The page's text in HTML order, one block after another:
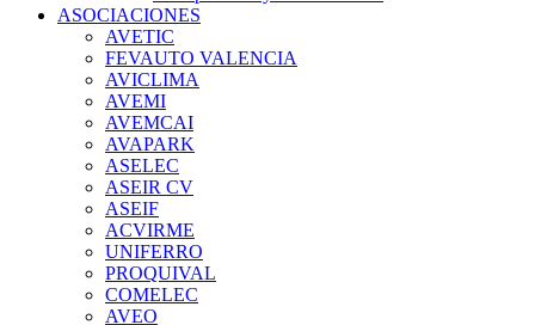
ASOCIACIONES
AVETIC
FEVAUTO VALENCIA
AVICLIMA
AVEMI
AVEMCAI
AVAPARK
ASELEC
ASEIR CV
ASEIF
ACVIRME
UNIFERRO
PROQUIVAL
COMELEC
AVEO